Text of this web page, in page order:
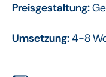
Preisgestaltung:
Umsetzung:4-8